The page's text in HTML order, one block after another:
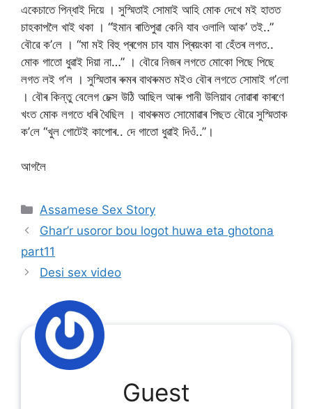
একেচাতে পিন্ধাই দিয়ে । সুস্মিতাই সোমাই আহি মোক দেখে মই হাতত
চাহকাপলৈ খাই থকা । “ইমান ৰাতিপুৱা কেনি যাব ওলালি আক’ তই..”
বৌৱে ক’লে । “মা মই বিহু প্ৰগেম চাব যাম প্ৰিয়ংকা বা হেঁতৰ লগত..
মোক গাতো ধুৱাই দিয়া না…” । বৌৱে নিজৰ লগতে মোকো পিছে পিছে
লগত লই গ’ল । সুস্মিতাৰ ৰুমৰ বাথৰুমত মইও বৌৰ লগতে সোমাই গ’লো
। বৌৰ কিন্তু বেলেগ চেক্স উঠি আছিল আৰু পানী উলিয়াব নোৱাৰা কাৰণে
খংত মোক লগতে ধৰি থৈছিল । বাথৰুমত সোমোৱাৰ পিছত বৌৱে সুস্মিতাক
ক’লে “খুল গোটেই কাপোৰ.. দে গাতো ধুৱাই দিওঁ..”।
আগলৈ
Categories
Assamese Sex Story
Ghar’r usoror bou logot huwa eta ghotona
part11
Desi sex video
Guest